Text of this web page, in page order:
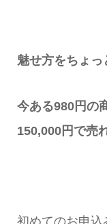
魅せ方をちょ
今ある980円の
150,000円で売